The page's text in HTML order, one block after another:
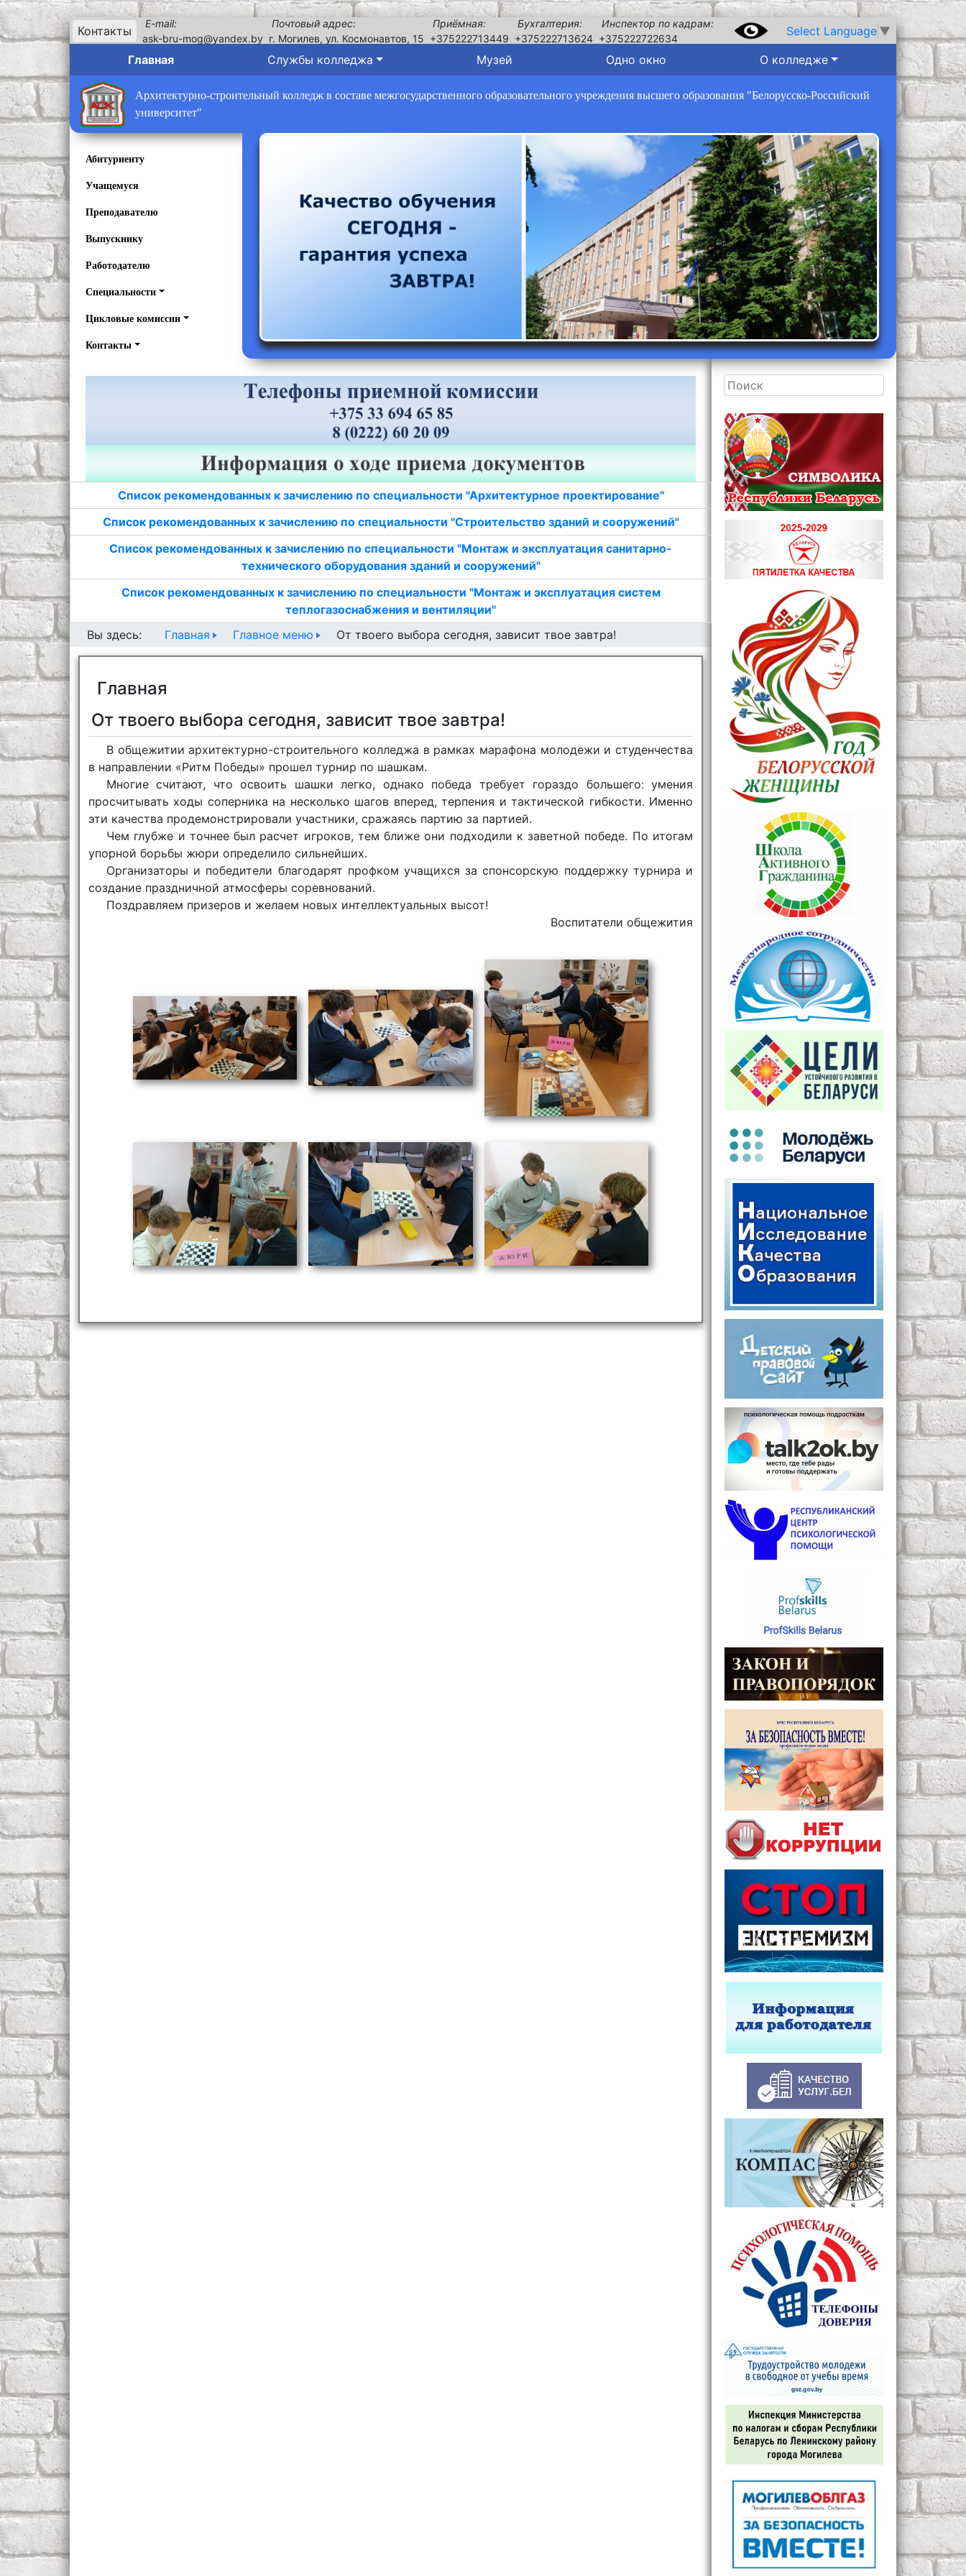
Контакты
E-mail:
ask-bru-mog@yandex.by
Почтовый адрес:
г. Могилев, ул. Космонавтов, 15
Приёмная:
+375222713449
Бухгалтерия:
+375222713624
Инспектор по кадрам:
+375222722634
Select Language ▼
Главная Службы колледжа Музей Одно окно О колледже
Архитектурно-строительный колледж в составе межгосударственного образовательного учреждения высшего образования "Белорусско-Российский
университет"
Абитуриенту
Учащемуся
Преподавателю
Выпускнику
Работодателю
Специальности
Цикловые комиссии
Контакты
Список рекомендованных к зачислению по специальности "Архитектурное проектирование"
Список рекомендованных к зачислению по специальности "Строительство зданий и сооружений"
Список рекомендованных к зачислению по специальности "Монтаж и эксплуатация санитарно-
технического оборудования зданий и сооружений"
Список рекомендованных к зачислению по специальности "Монтаж и эксплуатация систем
теплогазоснабжения и вентиляции"
Вы здесь:
Главная Главное меню От твоего выбора сегодня, зависит твое завтра!
Главная
От твоего выбора сегодня, зависит твое завтра!
В общежитии архитектурно-строительного колледжа в рамках марафона молодежи и студенчества
в направлении «Ритм Победы» прошел турнир по шашкам.
Многие считают, что освоить шашки легко, однако победа требует гораздо большего: умения
просчитывать ходы соперника на несколько шагов вперед, терпения и тактической гибкости. Именно
эти качества продемонстрировали участники, сражаясь партию за партией.
Чем глубже и точнее был расчет игроков, тем ближе они подходили к заветной победе. По итогам
упорной борьбы жюри определило сильнейших.
Организаторы и победители благодарят профком учащихся за спонсорскую поддержку турнира и
создание праздничной атмосферы соревнований.
Поздравляем призеров и желаем новых интеллектуальных высот!
Воспитатели общежития